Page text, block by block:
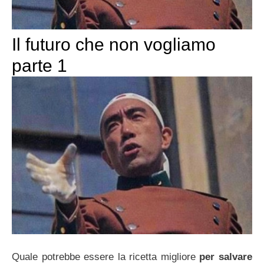
Il futuro che non vogliamo
parte 1
Quale potrebbe essere la ricetta miglioreper salvare